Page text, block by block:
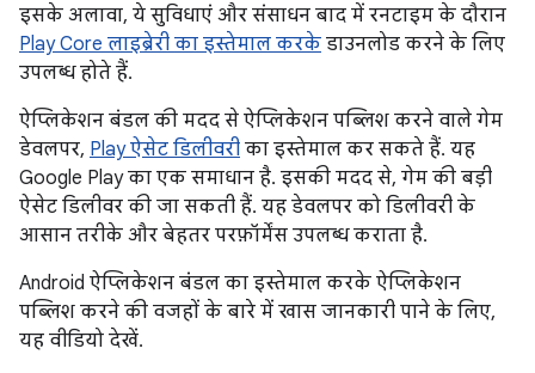
इसके अलावा, ये सुविधाएं और संसाधन बाद में रनटाइम के दौरान
Play Core लाइब्रेरी का इस्तेमाल करके डाउनलोड करने के लिए
उपलब्ध होते हैं.
ऐप्लिकेशन बंडल की मदद से ऐप्लिकेशन पब्लिश करने वाले गेम
डेवलपर, Play ऐसेट डिलीवरी का इस्तेमाल कर सकते हैं. यह
Google Play का एक समाधान है. इसकी मदद से, गेम की बड़ी
ऐसेट डिलीवर की जा सकती हैं. यह डेवलपर को डिलीवरी के
आसान तरीके और बेहतर परफ़ॉर्मेंस उपलब्ध कराता है.
Android ऐप्लिकेशन बंडल का इस्तेमाल करके ऐप्लिकेशन
पब्लिश करने की वजहों के बारे में खास जानकारी पाने के लिए,
यह वीडियो देखें.